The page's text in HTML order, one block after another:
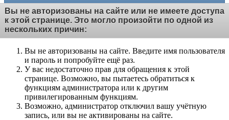
Вы не авторизованы на сайте или не имеете доступа
к этой странице. Это могло произойти по одной из
нескольких причин:
Вы не авторизованы на сайте. Введите имя пользователя
и пароль и попробуйте ещё раз.
У вас недостаточно прав для обращения к этой
странице. Возможно, вы пытаетесь обратиться к
функциям администратора или к другим
привилегированным функциям.
Возможно, администратор отключил вашу учётную
запись, или вы не активированы на сайте.